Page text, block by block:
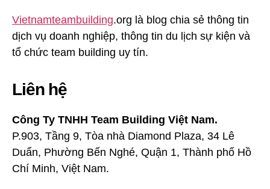
Vietnamteambuilding.org là blog chia sẻ thông tin
dịch vụ doanh nghiệp, thông tin du lịch sự kiện và
tổ chức team building uy tín.
Liên hệ
Công Ty TNHH Team Building Việt Nam.
P.903, Tầng 9, Tòa nhà Diamond Plaza, 34 Lê
Duẩn, Phường Bến Nghé, Quận 1, Thành phố Hồ
Chí Minh, Việt Nam.